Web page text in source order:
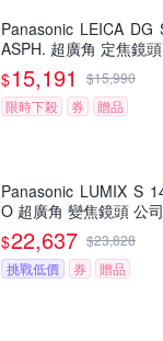
Panasonic LEICA DG
ASPH. 超廣角 定焦鏡
$15,191 $15,990
限時下殺
券 贈品
Panasonic LUMIX S
O 超廣角 變焦鏡頭 公
$22,637 $23,828
挑戰低價
券 贈品